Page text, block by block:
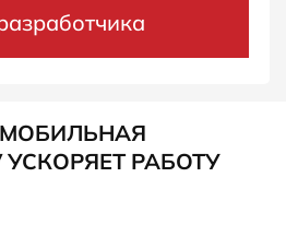
УСКОРЯЕТ РАБОТУ